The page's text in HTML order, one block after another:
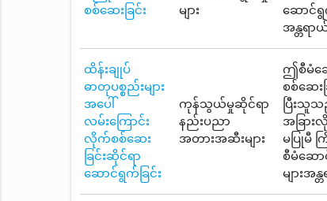
စစ်ဆေးခြင်း
များ
ဆောင်ရွ
အန္တရာ
ထိန်းချုပ်
ဓာတုပစ္စည်းများ
အပေါ်
လမ်းကြောင်း
လိုက်စစ်ဆေး
ခြင်းဆိုင်ရာ
ဆောင်ရွက်ခြင်း
ကုန်သွယ်မှုဆိုင်ရာ
နည်းပညာ
အတားအဆီးများ
ဤစီမံဆေ
စစ်ဆေး
ပြီးသူ
အခြာ
မပြုမီ
စီမံဆော
များအ